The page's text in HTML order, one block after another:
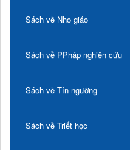
Sách về Nho giáo
Sách về PPháp nghiên cứu
Sách về Tín ngưỡng
Sách về Triết học